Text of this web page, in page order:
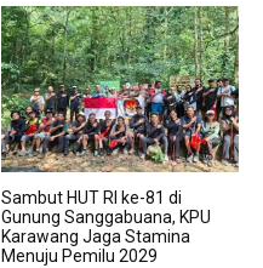
Sambut HUT RI ke-81 di
Gunung Sanggabuana, KPU
Karawang Jaga Stamina
Menuju Pemilu 2029